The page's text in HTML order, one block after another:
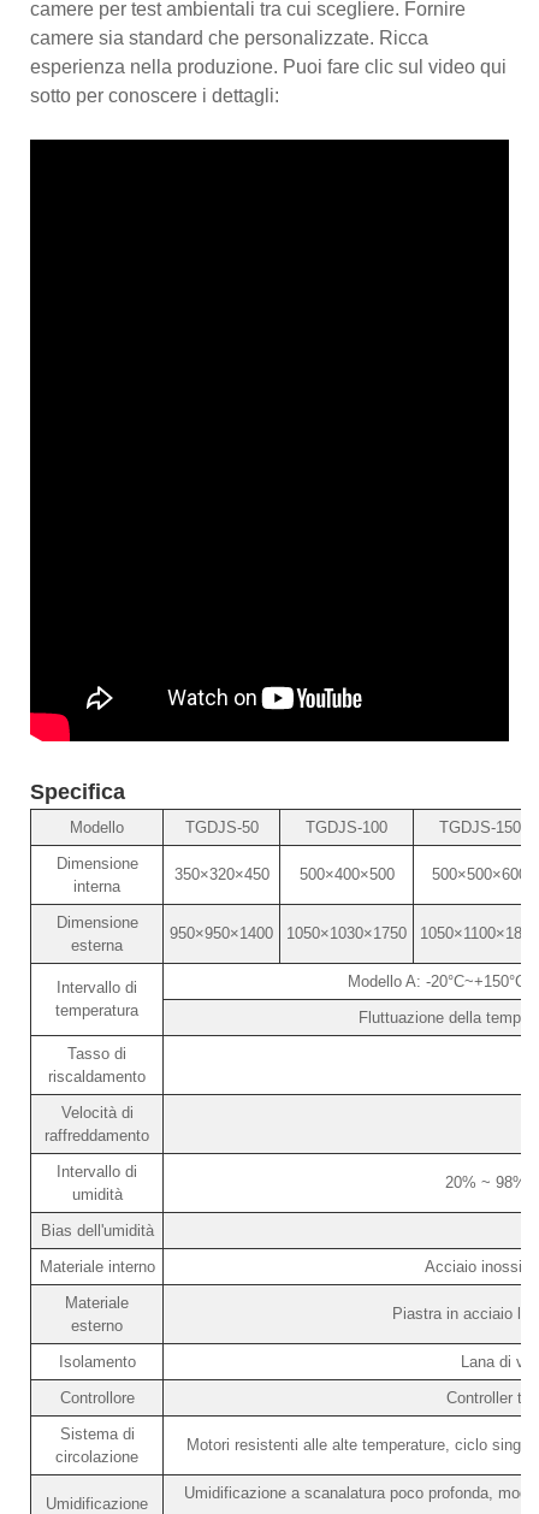
camere per test ambientali tra cui scegliere. Fornire
camere sia standard che personalizzate. Ricca
esperienza nella produzione. Puoi fare clic sul video qui
sotto per conoscere i dettagli:
Specifica
Modello TGDJS-50 TGDJS-100
TGDJS-150
Dimensione
interna
350×320×450 500×400×500 500×500×600
Dimensione
esterna
950×950×1400 1050×1030×1750 1050×1100×1850
Intervallo di
temperatura
Modello A: -20°C~+150°C
Fluttuazione della
Tasso di
riscaldamento
Velocità di
raffreddamento
Intervallo di
umidità
20% ~ 98%
Bias dell'umidità
Materiale interno
Acciaio
Materiale
esterno
Piastra in acciaio
Isolamento
Lana di
Controllore
Controller
Sistema di
circolazione
Motori resistenti alle alte temperature, ciclo
Umidificazione
Umidificazione a scanalatura poco profonda,